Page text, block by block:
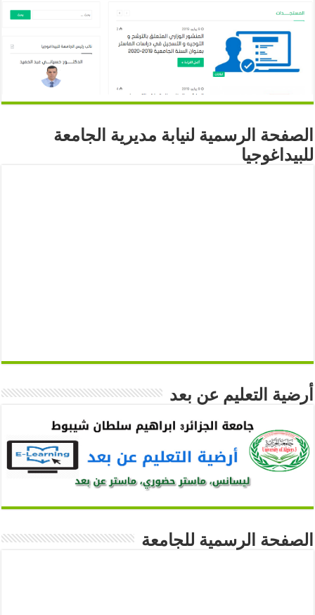
الصفحة الرسمية لنيابة مديرية الجامعة
للبيداغوجيا
أرضية التعليم عن بعد
الصفحة الرسمية للجامعة